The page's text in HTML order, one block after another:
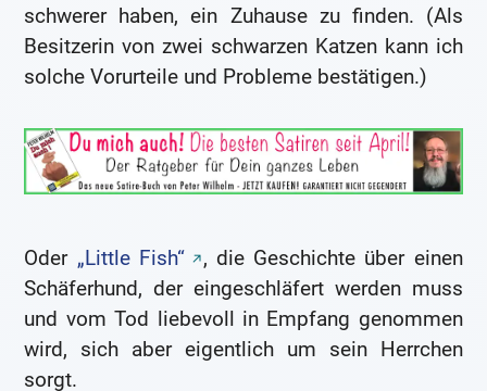
schwerer haben, ein Zuhause zu finden. (Als
Besitzerin von zwei schwarzen Katzen kann ich
solche Vorurteile und Probleme bestätigen.)
Oder „Little Fish“
, die Geschichte über einen
Schäferhund, der eingeschläfert werden muss
und vom Tod liebevoll in Empfang genommen
wird, sich aber eigentlich um sein Herrchen
sorgt.